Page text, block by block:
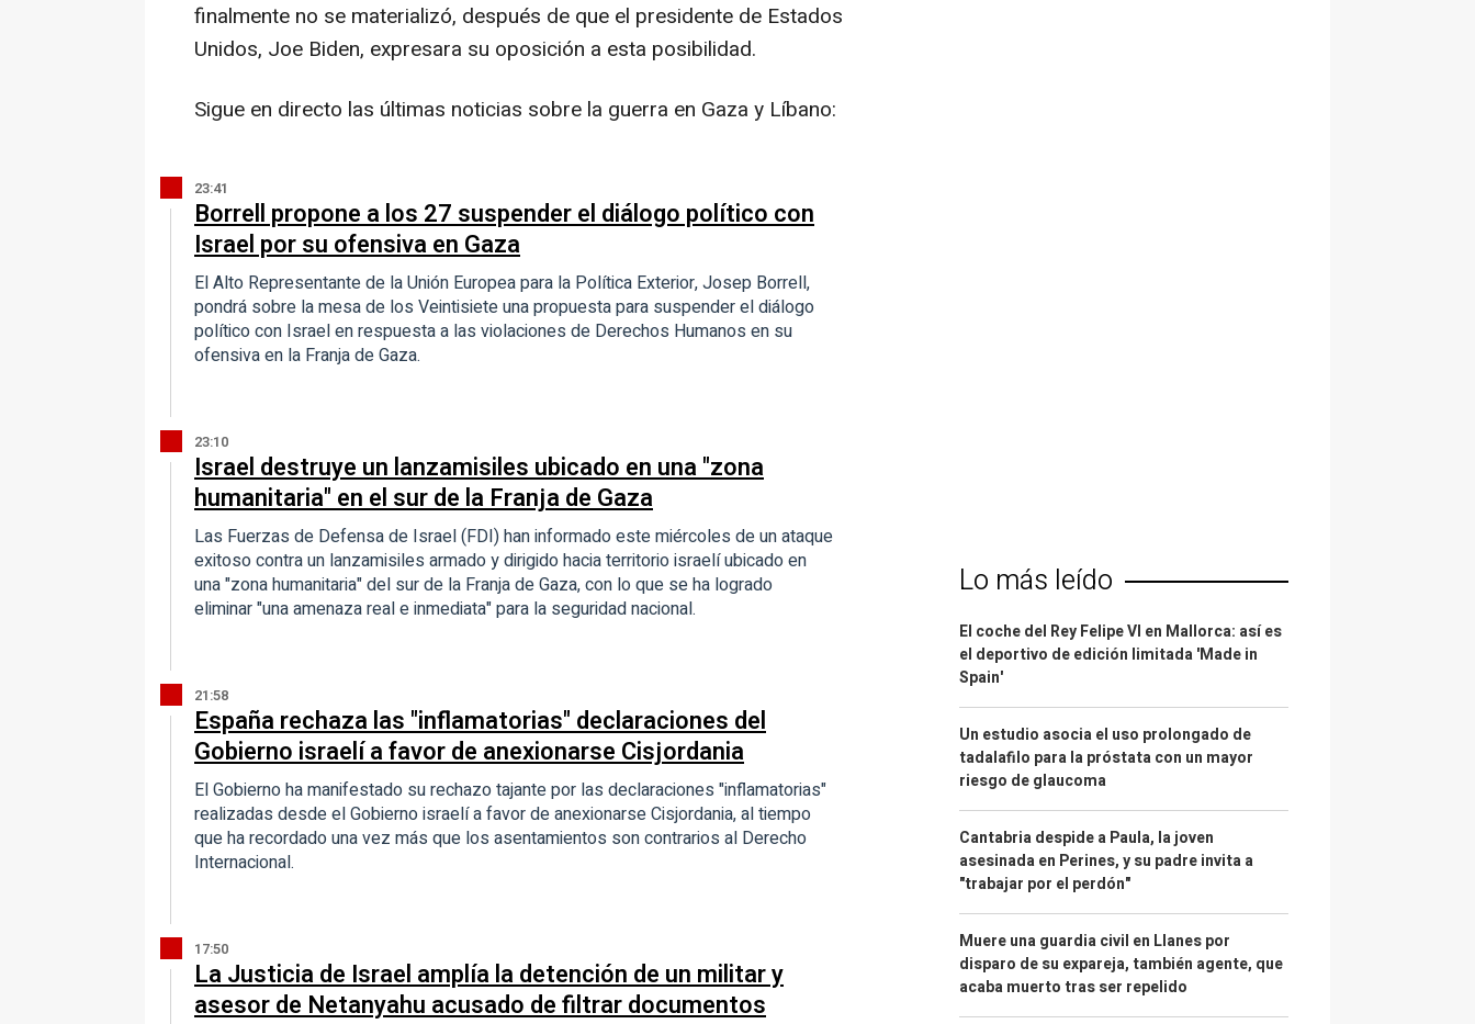
finalmente no se materializó, después de que el presidente de Estados
Unidos, Joe Biden, expresara su oposición a esta posibilidad.
Sigue en directo las últimas noticias sobre la guerra en Gaza y Líbano:
23:41
Borrell propone a los 27 suspender el diálogo político con
Israel por su ofensiva en Gaza
El Alto Representante de la Unión Europea para la Política Exterior, Josep Borrell,
pondrá sobre la mesa de los Veintisiete una propuesta para suspender el diálogo
político con Israel en respuesta a las violaciones de Derechos Humanos en su
ofensiva en la Franja de Gaza.
23:10
Israel destruye un lanzamisiles ubicado en una "zona
humanitaria" en el sur de la Franja de Gaza
Las Fuerzas de Defensa de Israel (FDI) han informado este miércoles de un ataque
exitoso contra un lanzamisiles armado y dirigido hacia territorio israelí ubicado en
una "zona humanitaria" del sur de la Franja de Gaza, con lo que se ha logrado
eliminar "una amenaza real e inmediata" para la seguridad nacional.
21:58
España rechaza las "inflamatorias" declaraciones del
Gobierno israelí a favor de anexionarse Cisjordania
El Gobierno ha manifestado su rechazo tajante por las declaraciones "inflamatorias"
realizadas desde el Gobierno israelí a favor de anexionarse Cisjordania, al tiempo
que ha recordado una vez más que los asentamientos son contrarios al Derecho
Internacional.
17:50
La Justicia de Israel amplía la detención de un militar y
asesor de Netanyahu acusado de filtrar documentos
Lo más leído
El coche del Rey Felipe VI en Mallorca: así es
el deportivo de edición limitada 'Made in
Spain'
Un estudio asocia el uso prolongado de
tadalafilo para la próstata con un mayor
riesgo de glaucoma
Cantabria despide a Paula, la joven
asesinada en Perines, y su padre invita a
"trabajar por el perdón"
Muere una guardia civil en Llanes por
disparo de su expareja, también agente, que
acaba muerto tras ser repelido